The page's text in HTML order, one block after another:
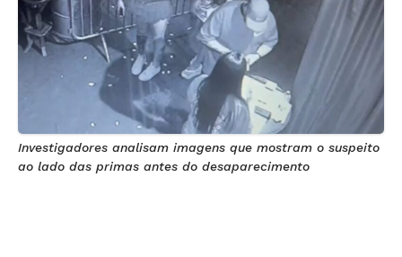
Investigadores analisam imagens que mostram o suspeito
ao lado das primas antes do desaparecimento